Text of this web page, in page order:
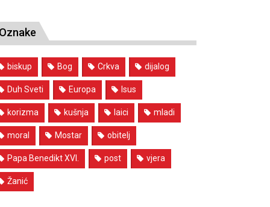
biskup Bog Crkva dijalog
Duh Sveti Europa Isus
korizma kušnja laici mladi
moral Mostar obitelj
Papa Benedikt XVI. post vjera
Žanić